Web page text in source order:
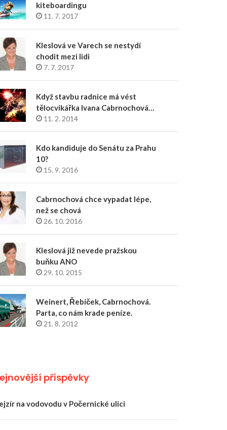
kiteboardingu
11. 7. 2017
Kleslová ve Varech se nestydí
chodit mezi lidi
7. 7. 2017
Když stavbu radnice má vést
tělocvikářka Ivana Cabrnochová…
11. 2. 2014
Kdo kandiduje do Senátu za Prahu
10?
15. 9. 2016
Cabrnochová chce vypadat lépe,
než se chová
26. 10. 2016
Kleslová již nevede pražskou
buňku ANO
29. 10. 2015
Weinert, Řebíček, Cabrnochová.
Parta, co nám krade peníze.
21. 8. 2012
příspěvky
na vodovodu v Počernické ulici